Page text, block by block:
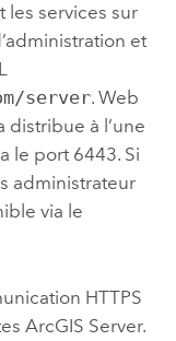
les services sur
et
server. Web
à l’une
le port 6443. Si
administrateur
via le
HTTPS
ArcGIS Server.